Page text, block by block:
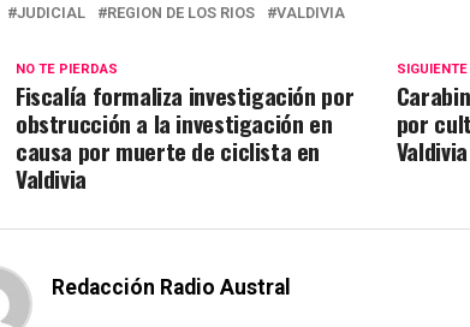
JUDICIAL REGION DE LOS RIOS VALDIVIA
SIGUIENTE
por
Valdivia
NO TE PIERDAS
Fiscalía formaliza investigación por
obstrucción a la investigación en
causa por muerte de ciclista en
Valdivia
Redacción Radio Austral